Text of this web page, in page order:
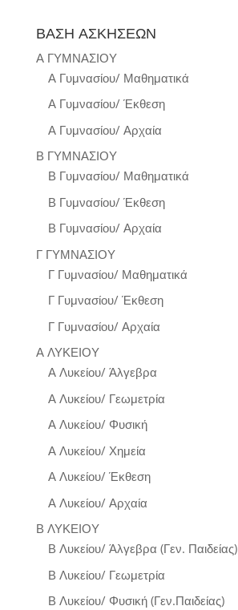
ΒΑΣΗ ΑΣΚΗΣΕΩΝ
Α ΓΥΜΝΑΣΙΟΥ
Α Γυμνασίου/ Μαθηματικά
Α Γυμνασίου/ Έκθεση
Α Γυμνασίου/ Αρχαία
Β ΓΥΜΝΑΣΙΟΥ
Β Γυμνασίου/ Μαθηματικά
Β Γυμνασίου/ Έκθεση
Β Γυμνασίου/ Αρχαία
Γ ΓΥΜΝΑΣΙΟΥ
Γ Γυμνασίου/ Μαθηματικά
Γ Γυμνασίου/ Έκθεση
Γ Γυμνασίου/ Αρχαία
Α ΛΥΚΕΙΟΥ
Α Λυκείου/ Άλγεβρα
Α Λυκείου/ Γεωμετρία
Α Λυκείου/ Φυσική
Α Λυκείου/ Χημεία
Α Λυκείου/ Έκθεση
Α Λυκείου/ Αρχαία
Β ΛΥΚΕΙΟΥ
Β Λυκείου/ Άλγεβρα (Γεν. Παιδείας)
Β Λυκείου/ Γεωμετρία
Β Λυκείου/ Φυσική (Γεν.Παιδείας)